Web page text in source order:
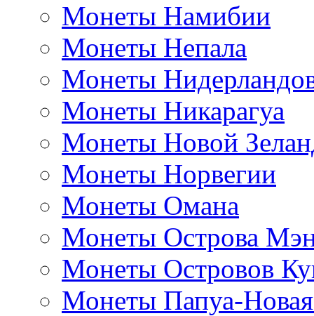
Монеты Намибии
Монеты Непала
Монеты
Монеты Никарагуа
Монеты Новой
Монеты Норвегии
Монеты Омана
Монеты Острова
Монеты Островов
Монеты Папуа-